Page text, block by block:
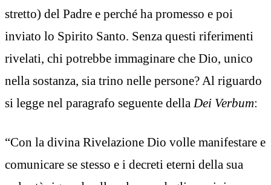
stretto) del Padre e perché ha promesso e poi
inviato lo Spirito Santo. Senza questi riferimenti
rivelati, chi potrebbe immaginare che Dio, unico
nella sostanza, sia trino nelle persone? Al riguardo
si legge nel paragrafo seguente della Dei Verbum:
“Con la divina Rivelazione Dio volle manifestare e
comunicare se stesso e i decreti eterni della sua